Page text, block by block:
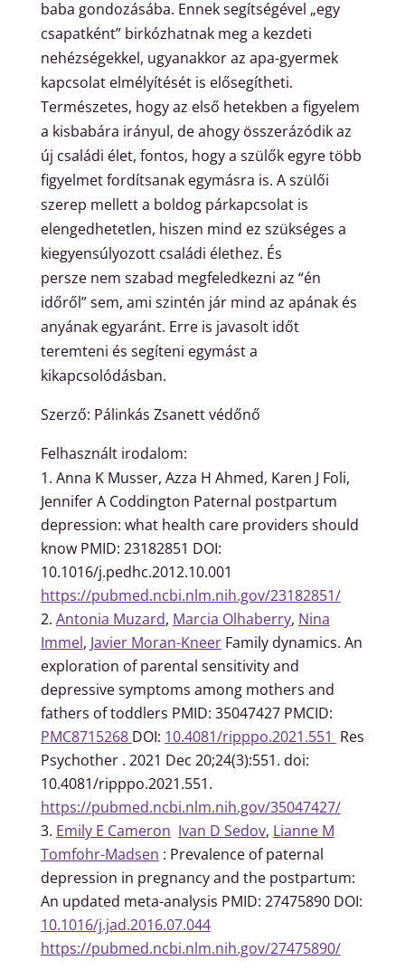
baba gondozásába. Ennek segítségével „egy
csapatként” birkózhatnak meg a kezdeti
nehézségekkel, ugyanakkor az apa-gyermek
kapcsolat elmélyítését is elősegítheti.
Természetes, hogy az első hetekben a figyelem
a kisbabára irányul, de ahogy összerázódik az
új családi élet, fontos, hogy a szülők egyre több
figyelmet fordítsanak egymásra is. A szülői
szerep mellett a boldog párkapcsolat is
elengedhetetlen, hiszen mind ez szükséges a
kiegyensúlyozott családi élethez. És
persze nem szabad megfeledkezni az “én
időről”sem, ami szintén jár mind az apának és
anyának egyaránt. Erre is javasolt időt
teremteni és segíteni egymást a
kikapcsolódásban.
Szerző: Pálinkás Zsanett védőnő
Felhasznált irodalom:
Anna K Musser, Azza H Ahmed, Karen J Foli,
Jennifer A Coddington Paternal postpartum
depression: what health care providers should
know PMID: 23182851 DOI:
10.1016/j.pedhc.2012.10.001
https://pubmed.ncbi.nlm.nih.gov/23182851/
Antonia Muzard, Marcia Olhaberry, Nina
Immel, Javier Moran-Kneer Family dynamics. An
exploration of parental sensitivity and
depressive symptoms among mothers and
fathers of toddlers PMID: 35047427 PMCID:
PMC8715268 DOI: 10.4081/ripppo.2021.551 Res
Psychother . 2021 Dec 20;24(3):551. doi:
10.4081/ripppo.2021.551.
https://pubmed.ncbi.nlm.nih.gov/35047427/
Emily E Cameron Ivan D Sedov, Lianne M
Tomfohr-Madsen : Prevalence of paternal
depression in pregnancy and the postpartum:
An updated meta-analysis PMID: 27475890 DOI:
10.1016/j.jad.2016.07.044
https://pubmed.ncbi.nlm.nih.gov/27475890/